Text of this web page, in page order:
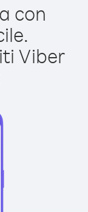
con
Viber